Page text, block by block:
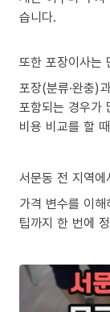
습니다.
또한 포장이사는
포장(분류·완충)
포함되는 경우가
비용 비교를 할
서문동 전 지역
가격 변수를 이
팁까지 한 번에